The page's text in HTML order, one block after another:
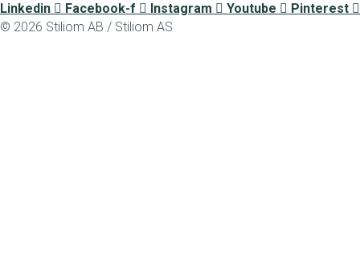
Linkedin Facebook-f Instagram Youtube
Pinterest
© 2026 Stiliom AB / Stiliom AS